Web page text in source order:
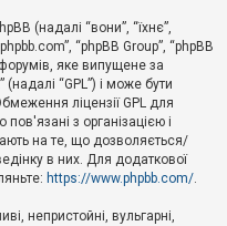
(надалі “вони”, “їхнє”,
“phpBB Group”, “phpBB
яке випущене за
” (надалі “GPL”) і може бути
ліцензії GPL для
з організацією і
на те, що дозволяється/
в них. Для додаткової
https://www.phpbb.com/.
непристойні, вульгарні,